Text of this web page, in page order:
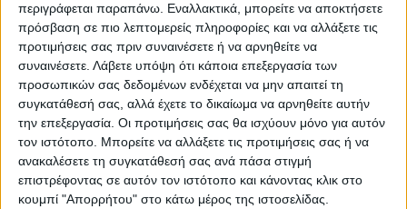
περιγράφεται παραπάνω. Εναλλακτικά, μπορείτε να αποκτήσετε
πρόσβαση σε πιο λεπτομερείς πληροφορίες και να αλλάξετε τις
προτιμήσεις σας πριν συναινέσετε ή να αρνηθείτε να
συναινέσετε. Λάβετε υπόψη ότι κάποια επεξεργασία των
προσωπικών σας δεδομένων ενδέχεται να μην απαιτεί τη
συγκατάθεσή σας, αλλά έχετε το δικαίωμα να αρνηθείτε αυτήν
την επεξεργασία. Οι προτιμήσεις σας θα ισχύουν μόνο για αυτόν
τον ιστότοπο. Μπορείτε να αλλάξετε τις προτιμήσεις σας ή να
ανακαλέσετε τη συγκατάθεσή σας ανά πάσα στιγμή
επιστρέφοντας σε αυτόν τον ιστότοπο και κάνοντας κλικ στο
κουμπί "Απορρήτου" στο κάτω μέρος της ιστοσελίδας.
αναμένεται να έχουμε άλλες τρεις
τουλάχιστον προσθήκες μέχρι να
ξεκινήσουν οι επίσημες υποχρεώσεις της
ομάδας.
•Η ΦΩΤΟ από την σημερινή πρωϊνή
προπόνηση στο αθλητικό κέντρο της
Νάουσας